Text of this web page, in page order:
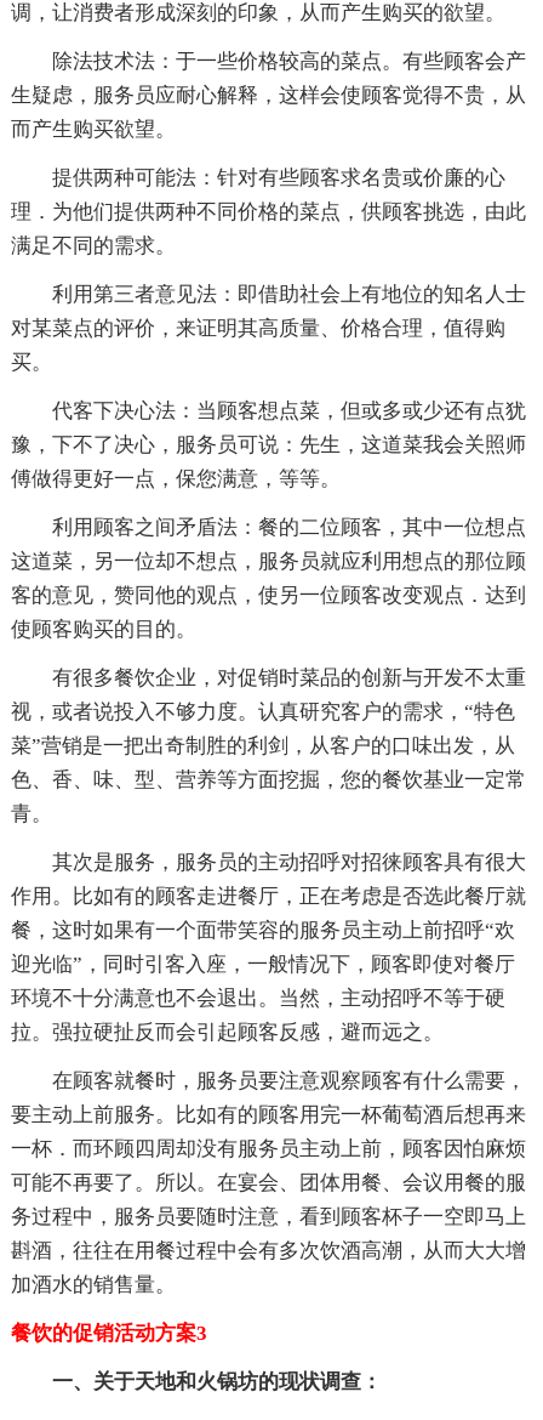
调，让消费者形成深刻的印象，从而产生购买的欲望。
除法技术法：于一些价格较高的菜点。有些顾客会产
生疑虑，服务员应耐心解释，这样会使顾客觉得不贵，从
而产生购买欲望。
提供两种可能法：针对有些顾客求名贵或价廉的心
理．为他们提供两种不同价格的菜点，供顾客挑选，由此
满足不同的需求。
利用第三者意见法：即借助社会上有地位的知名人士
对某菜点的评价，来证明其高质量、价格合理，值得购
买。
代客下决心法：当顾客想点菜，但或多或少还有点犹
豫，下不了决心，服务员可说：先生，这道菜我会关照师
傅做得更好一点，保您满意，等等。
利用顾客之间矛盾法：餐的二位顾客，其中一位想点
这道菜，另一位却不想点，服务员就应利用想点的那位顾
客的意见，赞同他的观点，使另一位顾客改变观点．达到
使顾客购买的目的。
有很多餐饮企业，对促销时菜品的创新与开发不太重
视，或者说投入不够力度。认真研究客户的需求，“特色
菜”营销是一把出奇制胜的利剑，从客户的口味出发，从
色、香、味、型、营养等方面挖掘，您的餐饮基业一定常
青。
其次是服务，服务员的主动招呼对招徕顾客具有很大
作用。比如有的顾客走进餐厅，正在考虑是否选此餐厅就
餐，这时如果有一个面带笑容的服务员主动上前招呼“欢
迎光临”，同时引客入座，一般情况下，顾客即使对餐厅
环境不十分满意也不会退出。当然，主动招呼不等于硬
拉。强拉硬扯反而会引起顾客反感，避而远之。
在顾客就餐时，服务员要注意观察顾客有什么需要，
要主动上前服务。比如有的顾客用完一杯葡萄酒后想再来
一杯．而环顾四周却没有服务员主动上前，顾客因怕麻烦
可能不再要了。所以。在宴会、团体用餐、会议用餐的服
务过程中，服务员要随时注意，看到顾客杯子一空即马上
斟酒，往往在用餐过程中会有多次饮酒高潮，从而大大增
加酒水的销售量。
餐饮的促销活动方案3
一、关于天地和火锅坊的现状调查：